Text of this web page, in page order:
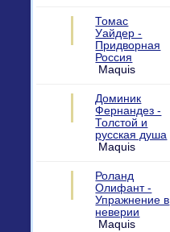
Томас
Уайдер -
Придворная
Россия
Maquis
Доминик
Фернандез -
Толстой и
русская душа
Maquis
Роланд
Олифант -
Упражнение в
неверии
Maquis